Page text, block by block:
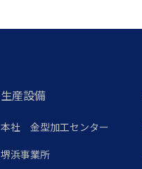
生産設備
本社 金型加工センター
堺浜事業所